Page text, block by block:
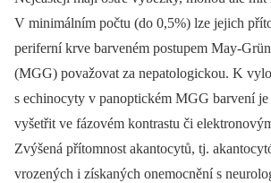
V minimálním počtu (do 0,5%) lze jejich
periferní krve barveném postupem May-
(MGG) považovat za nepatologickou. K
s echinocyty v panoptickém MGG barvení je
vyšetřit ve fázovém kontrastu či
Zvýšená přítomnost akantocytů, tj.
vrozených i získaných onemocnění s